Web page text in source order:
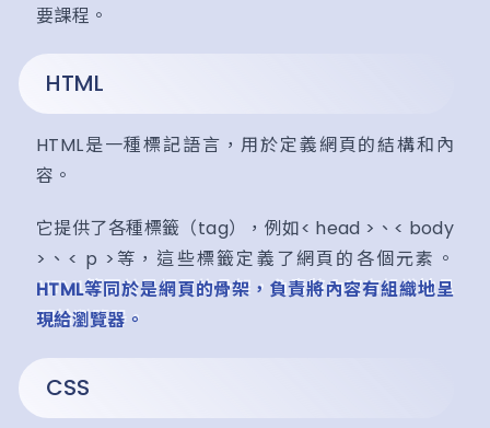
要課程。
HTML
HTML是一種標記語言，用於定義網頁的結構和內
容。
它提供了各種標籤（tag），例如< head >、< body
>、< p >等，這些標籤定義了網頁的各個元素。
HTML等同於是網頁的骨架，負責將內容有組織地呈
現給瀏覽器。
CSS